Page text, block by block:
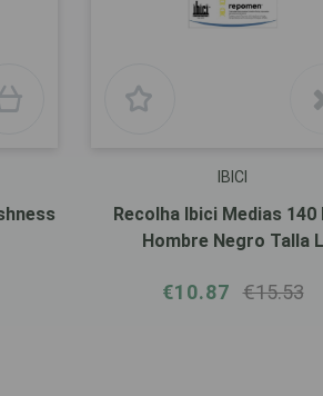
IBICI
Recolha Ibici Medias 140
Hombre Negro Talla L
€10.87 €15.53